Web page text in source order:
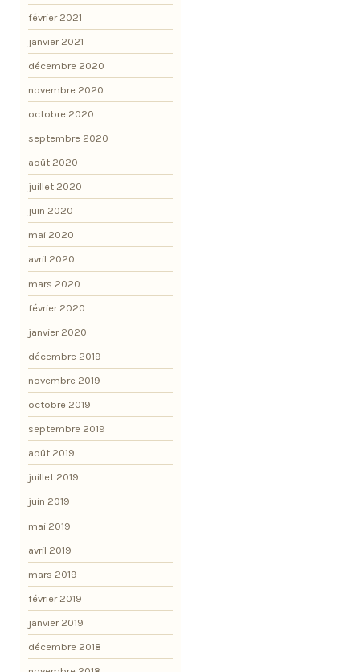
février 2021
janvier 2021
décembre 2020
novembre 2020
octobre 2020
septembre 2020
août 2020
juillet 2020
juin 2020
mai 2020
avril 2020
mars 2020
février 2020
janvier 2020
décembre 2019
novembre 2019
octobre 2019
septembre 2019
août 2019
juillet 2019
juin 2019
mai 2019
avril 2019
mars 2019
février 2019
janvier 2019
décembre 2018